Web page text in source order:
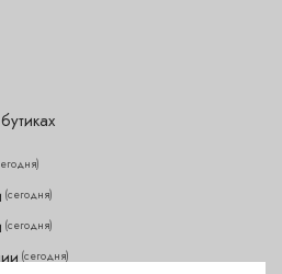
(сегодня)
(сегодня)
(сегодня)